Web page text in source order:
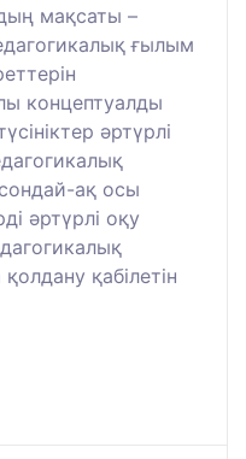
мақсаты –
ғылым
концептуалды
әртүрлі
ақ осы
әртүрлі оқу
қабілетін